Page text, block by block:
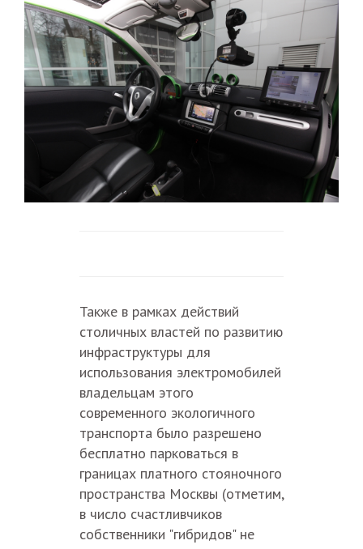
Также в рамках действий
столичных властей по развитию
инфраструктуры для
использования электромобилей
владельцам этого
современного экологичного
транспорта было разрешено
бесплатно парковаться в
границах платного стояночного
пространства Москвы (отметим,
в число счастливчиков
собственники "гибридов" не